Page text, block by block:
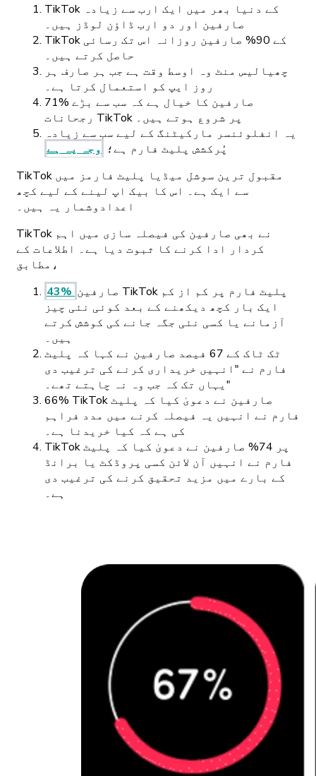
TikTok کے دنیا بھر میں ایک ارب سے زیادہ
صارفین اور دو ارب ڈاؤن لوڈز ہیں۔
TikTok کے 90% صارفین روزانہ اس تک رسائی
حاصل کرتے ہیں۔
چھیالیس منٹ وہ اوسط وقت ہے جب ہر صارف ہر
روز ایپ کو استعمال کرتا ہے۔
71% صارفین کا خیال ہے کہ سب سے بڑے
رجحانات TikTok پر شروع ہوتے ہیں۔
یہ انفلوئنسر مارکیٹنگ کے لیے سب سے زیادہ
پُرکشش پلیٹ فارم ہے؛ وجہ یہ ہے
TikTok مقبول ترین سوشل میڈیا پلیٹ فارمز میں
سے ایک ہے۔ اس کا بیک اپ لینے کے لیے کچھ
اعدادوشمار یہ ہیں۔
TikTok نے بھی صارفین کی فیصلہ سازی میں اہم
کردار ادا کرنے کا ثبوت دیا ہے۔ اطلاعات کے
مطابق،
43% صارفین TikTok پلیٹ فارم پر کم از کم
ایک بار کچھ دیکھنے کے بعد کوئی نئی چیز
آزمانے یا کسی نئی جگہ جانے کی کوشش کرتے
ہیں۔
ٹک ٹاک کے 67 فیصد صارفین نے کہا کہ پلیٹ
فارم نے "انہیں خریداری کرنے کی ترغیب دی
یہاں تک کہ جب وہ نہ چاہتے تھے۔"
66% TikTok صارفین نے دعویٰ کیا کہ پلیٹ
فارم نے انہیں یہ فیصلہ کرنے میں مدد فراہم
کی ہے کہ کیا خریدنا ہے۔
TikTok پر 74% صارفین نے دعویٰ کیا کہ پلیٹ
فارم نے انہیں آن لائن کسی پروڈکٹ یا برانڈ
کے بارے میں مزید تحقیق کرنے کی ترغیب دی
ہے۔